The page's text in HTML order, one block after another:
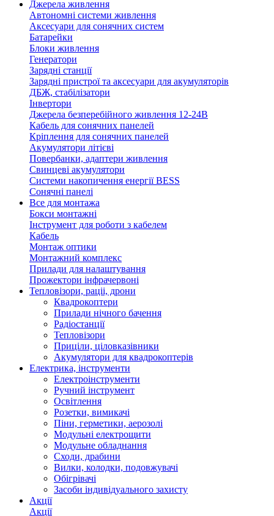
Джерела живлення
Автономні системи живлення
Аксесуари для сонячних систем
Батарейки
Блоки живлення
Генератори
Зарядні станції
Зарядні пристрої та аксесуари для акумуляторів
ДБЖ, стабілізатори
Інвертори
Джерела безперебійного живлення 12-24В
Кабель для сонячних панелей
Кріплення для сонячних панелей
Акумулятори літієві
Повербанки, адаптери живлення
Свинцеві акумулятори
Системи накопичення енергії BESS
Сонячні панелі
Все для монтажа
Бокси монтажні
Інструмент для роботи з кабелем
Кабель
Монтаж оптики
Монтажний комплекс
Прилади для налаштування
Прожектори інфрачервоні
Тепловізори, раціі, дрони
Квадрокоптери
Прилади нічного бачення
Радіостанції
Тепловізори
Приціли, ціловказівники
Акумулятори для квадрокоптерів
Електрика, інструменти
Електроінструменти
Ручний інструмент
Освітлення
Розетки, вимикачі
Піни, герметики, аерозолі
Модульні електрощити
Модульне обладнання
Сходи, драбини
Вилки, колодки, подовжувачі
Обігрівачі
Засоби індивідуального захисту
Акції
Акції